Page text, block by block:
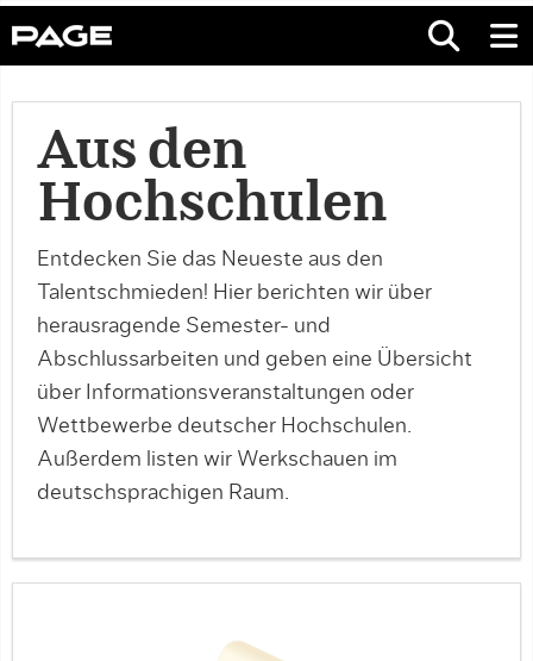
Aus den
Hochschulen
Entdecken Sie das Neueste aus den
Talentschmieden! Hier berichten wir über
herausragende Semester- und
Abschlussarbeiten und geben eine Übersicht
über Informationsveranstaltungen oder
Wettbewerbe deutscher Hochschulen.
Außerdem listen wir Werkschauen im
deutschsprachigen Raum.